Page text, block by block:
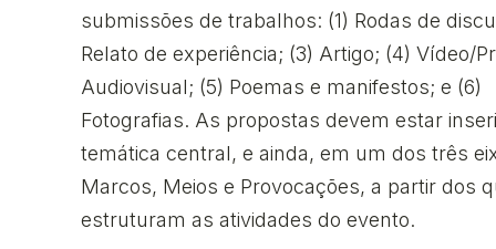
submissões de trabalhos: (1) Rodas de
Relato de experiência; (3) Artigo; (4) Vídeo/
Audiovisual; (5) Poemas e manifestos; e (6)
Fotografias. As propostas devem estar
temática central, e ainda, em um dos três
Marcos, Meios e Provocações, a partir dos
estruturam as atividades do evento.